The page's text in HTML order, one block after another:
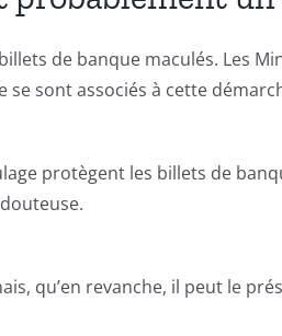
de banque maculés. Les
sont associés à cette
protègent les billets de
qu’en revanche, il peut le